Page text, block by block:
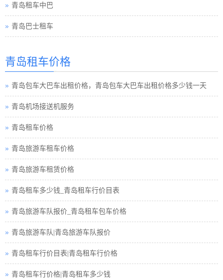
青岛租车中巴
青岛巴士租车
青岛租车须知小车
青岛巴士租车公司
青岛小车租车公司
青岛旅游包车小车
青岛旅游小车车队
青岛旅游小车小车
青岛租车接送小车
青岛租车行小车
青岛汽车租赁中巴
青岛小车租赁公司
青岛高铁接送小车
青岛租车价格
青岛包车大巴车出租价格，青岛包车大巴车出租价格多少钱一天
青岛机场接送机服务
青岛租车价格
青岛旅游车租车价格
青岛旅游车租赁价格
青岛租车多少钱_青岛租车行价目表
青岛旅游车队报价_青岛租车包车价格
青岛旅游车队|青岛旅游车队报价
青岛租车行价目表|青岛租车行价格
青岛租车行价格|青岛租车多少钱